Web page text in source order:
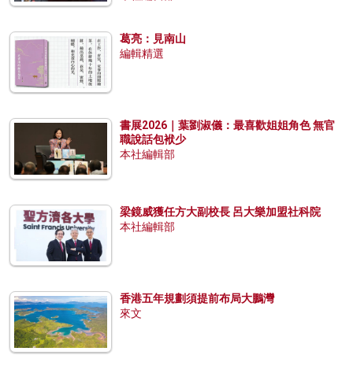
葛亮：見南山
編輯精選
書展2026｜葉劉淑儀：最喜歡姐姐角色 無官
職說話包袱少
本社編輯部
梁鏡威獲任方大副校長 呂大樂加盟社科院
本社編輯部
香港五年規劃須提前布局大鵬灣
來文